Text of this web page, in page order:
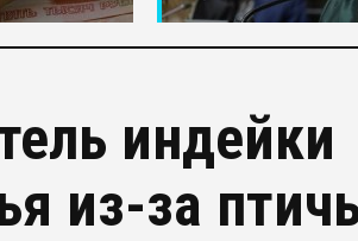
индейки
из-за